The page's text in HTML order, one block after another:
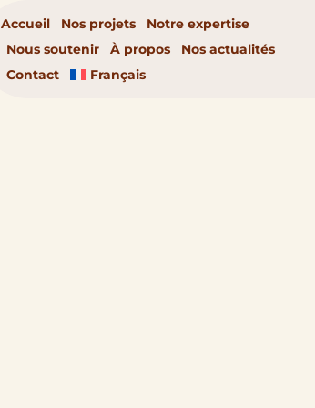
Accueil Nos projets
Notre expertise
Nous soutenir
À propos
Nos actualités
Contact
Français